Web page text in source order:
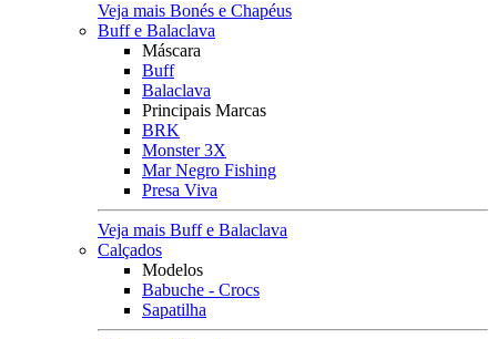
Veja mais Bonés e Chapéus
Buff e Balaclava
Máscara
Buff
Balaclava
Principais Marcas
BRK
Monster 3X
Mar Negro Fishing
Presa Viva
Veja mais Buff e Balaclava
Calçados
Modelos
Babuche - Crocs
Sapatilha